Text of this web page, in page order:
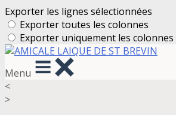
Exporter les lignes sélectionnées
Exporter toutes les colonnes
Exporter uniquement les colonnes
Menu
<
>